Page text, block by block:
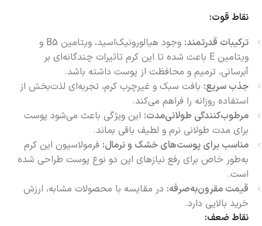
نقاط قوت:
ترکیبات قدرتمند:
وجود هیالورونیک‌اسید، ویتامین B5 و
ویتامین E باعث شده تا این کرم تاثیرات چندگانه‌ای بر
آبرسانی، ترمیم و محافظت از پوست داشته باشد.
جذب سریع: بافت سبک و غیرچرب کرم، تجربه‌ای لذت‌بخش از
استفاده روزانه را فراهم می‌کند.
مرطوب‌کنندگی طولانی‌مدت: این ویژگی باعث می‌شود پوست
برای مدت طولانی نرم و لطیف باقی بماند.
مناسب برای پوست‌های خشک و نرمال: فرمولاسیون این کرم
به‌طور خاص برای رفع نیازهای این دو نوع پوست طراحی شده
است.
قیمت مقرون‌به‌صرفه: در مقایسه با محصولات مشابه، ارزش
خرید بالایی دارد.
نقاط ضعف: